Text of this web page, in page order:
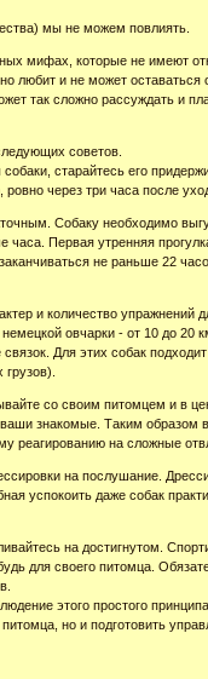
мы не можем повлиять.
мифах, которые не имеют
любит и не может оставаться
так сложно рассуждать и
советов.
старайтесь его
через три часа после
Собаку необходимо
часа. Первая утренняя
не раньше 22
и количество упражнений
овчарки - от 10 до 20
Для этих собак
со своим питомцем и в
знакомые. Таким образом
реагированию на сложные
на послушание.
успокоить даже собак
на достигнутом.
для своего питомца.
этого простого
но и подготовить